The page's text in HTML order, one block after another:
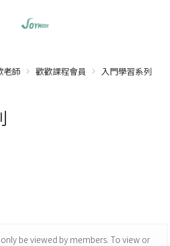
老師 歡歡課程會員 入門學習系列
be viewed by members. To view or